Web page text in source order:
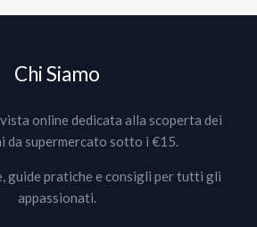
Chi Siamo
online dedicata alla scoperta dei
da supermercato sotto i €15.
guide pratiche e consigli per tutti gli
appassionati.